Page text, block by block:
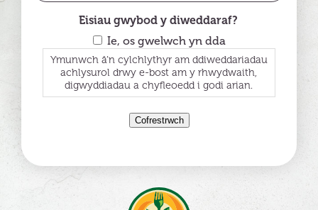
Eisiau gwybod y diweddaraf?
Ie, os gwelwch yn dda
Ymunwch â’n cylchlythyr am ddiweddariadau
achlysurol drwy e-bost am y rhwydwaith,
digwyddiadau a chyfleoedd i godi arian.
Cofrestrwch